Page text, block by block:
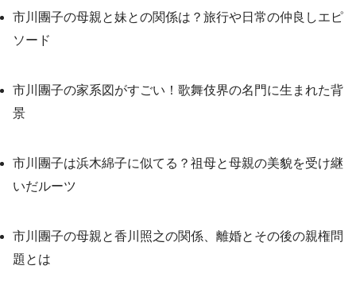
市川團子の母親と妹との関係は？旅行や日常の仲良しエピ
ソード
市川團子の家系図がすごい！歌舞伎界の名門に生まれた背
景
市川團子は浜木綿子に似てる？祖母と母親の美貌を受け継
いだルーツ
市川團子の母親と香川照之の関係、離婚とその後の親権問
題とは